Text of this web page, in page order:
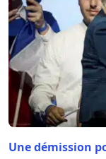
Une démission